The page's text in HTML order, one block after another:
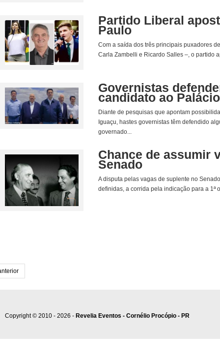
Partido Liberal
Paulo
Com a saída dos três principais puxadores
Carla Zambelli e Ricardo Salles –, o partido
Governistas
candidato ao
Diante de pesquisas que apontam
Iguaçu, hastes governistas têm defendido
governado...
Chance de assumir
Senado
A disputa pelas vagas de suplente no
definidas, a corrida pela indicação para a 1ª
Copyright © 2010 - 2026 - Revelia Eventos - Cornélio Procópio - PR